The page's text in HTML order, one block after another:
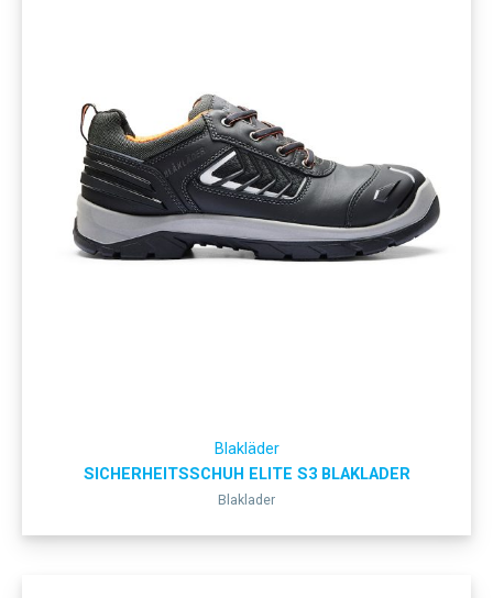
Blakläder
SICHERHEITSSCHUH ELITE S3 BLAKLADER
Blaklader